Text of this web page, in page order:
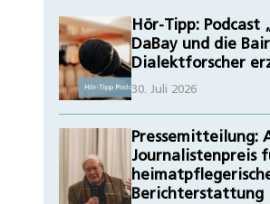
Hör-Tipp: Podcast
DaBay und die
Dialektforscher
30. Juli 2026
Pressemitteilung:
Journalistenpreis
Berichterstattung